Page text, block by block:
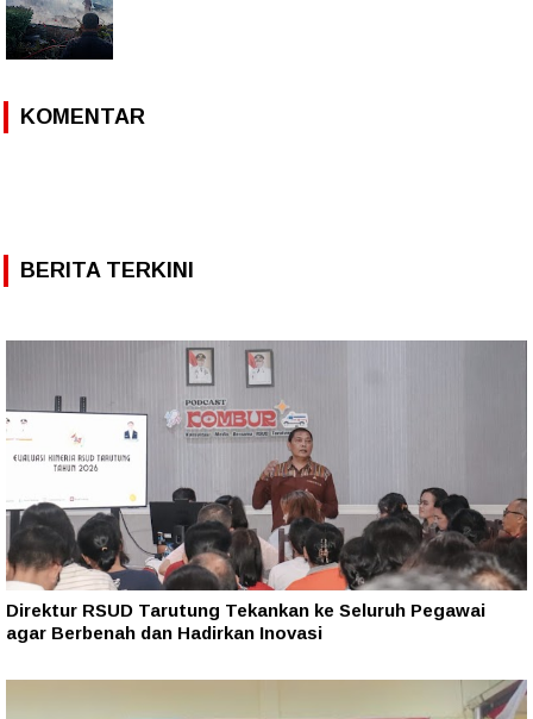
KOMENTAR
BERITA TERKINI
Direktur RSUD Tarutung Tekankan ke Seluruh Pegawai
agar Berbenah dan Hadirkan Inovasi